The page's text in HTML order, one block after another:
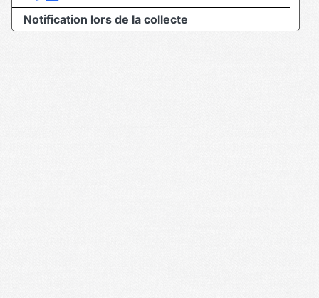
Notification lors de la collecte